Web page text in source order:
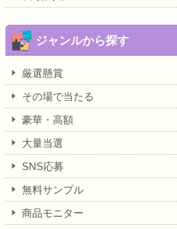
ジャンルから探す
厳選懸賞
その場で当たる
豪華・高額
大量当選
SNS応募
無料サンプル
商品モニター